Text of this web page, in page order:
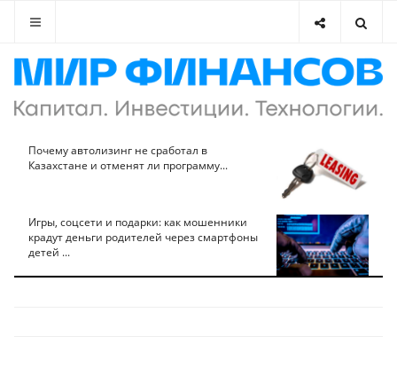
Почему автолизинг не сработал в
Казахстане и отменят ли программу...
Игры, соцсети и подарки: как мошенники
крадут деньги родителей через смартфоны
детей ...